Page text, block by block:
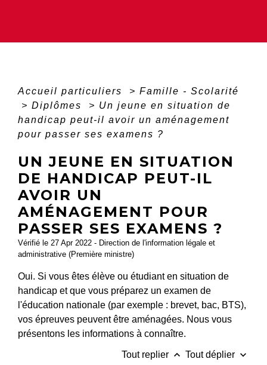
Accueil particuliers > Famille - Scolarité
> Diplômes > Un jeune en situation de
handicap peut-il avoir un aménagement
pour passer ses examens ?
UN JEUNE EN SITUATION
DE HANDICAP PEUT-IL
AVOIR UN
AMÉNAGEMENT POUR
PASSER SES EXAMENS ?
Vérifié le 27 Apr 2022 - Direction de l'information légale et
administrative (Première ministre)
Oui. Si vous êtes élève ou étudiant en situation de
handicap et que vous préparez un examen de
l'éducation nationale (par exemple : brevet, bac, BTS),
vos épreuves peuvent être aménagées. Nous vous
présentons les informations à connaître.
Tout replier keyboard_arrow_up Tout déplier keyboard_arrow_down